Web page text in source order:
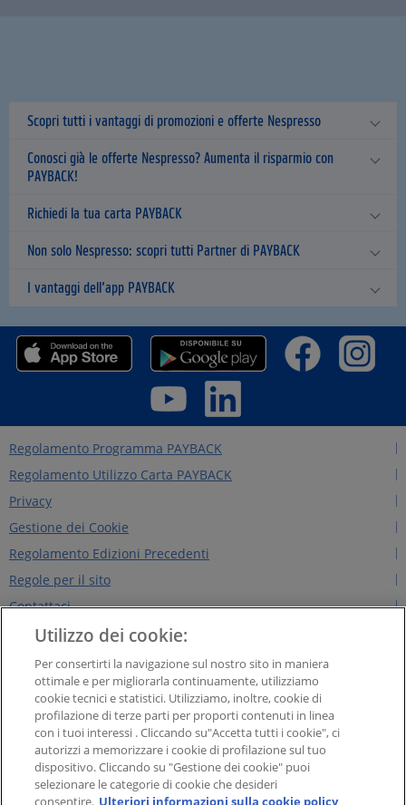
Scopri tutti i vantaggi di promozioni e offerte Nespresso
Conosci già le offerte Nespresso? Aumenta il risparmio con
PAYBACK!
Richiedi la tua carta PAYBACK
Non solo Nespresso: scopri tutti Partner di PAYBACK
I vantaggi dell’app PAYBACK
Regolamento Programma PAYBACK
Regolamento Utilizzo Carta PAYBACK
Privacy
Gestione dei Cookie
Regolamento Edizioni Precedenti
Regole per il sito
Contattaci
Chi siamo
NEWS&INTERVISTE
PAYBACK GROUP
Concorsi PAYBACK
Extra
PAYBACK Italia S.r.l. - Società a responsabilità limitata con socio unico, Soggetta
Utilizzo dei cookie:
Per consertirti la navigazione sul nostro sito in maniera
ottimale e per migliorarla continuamente, utilizziamo
cookie tecnici e statistici. Utilizziamo, inoltre, cookie di
profilazione di terze parti per proporti contenuti in linea
con i tuoi interessi . Cliccando su"Accetta tutti i cookie", ci
autorizzi a memorizzare i cookie di profilazione sul tuo
dispositivo. Cliccando su "Gestione dei cookie" puoi
selezionare le categorie di cookie che desideri
consentire. Ulteriori informazioni sulla cookie policy